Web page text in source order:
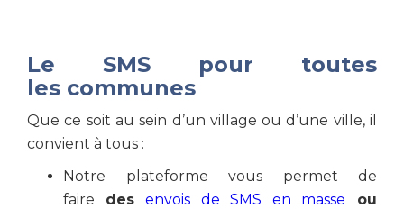
Le SMS pour toutes
les communes
Que ce soit au sein d’un village ou d’une ville, il
convient à tous :
Notre plateforme vous permet de
faire desenvois de SMS en masse ou